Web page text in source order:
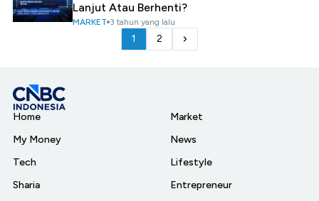
Lanjut Atau Berhenti?
MARKET 3 tahun yang lalu
1 2
Home
My Money
Tech
Sharia
Market
News
Lifestyle
Entrepreneur